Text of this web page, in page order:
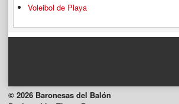
Voleibol de Playa
© 2026 Baronesas del Balón